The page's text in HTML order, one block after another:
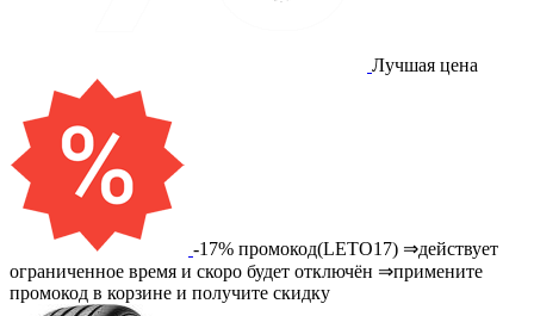
Лучшая цена
-17% промокод(LETO17) ⇒действует
ограниченное время и скоро будет отключён ⇒примените
промокод в корзине и получите скидку